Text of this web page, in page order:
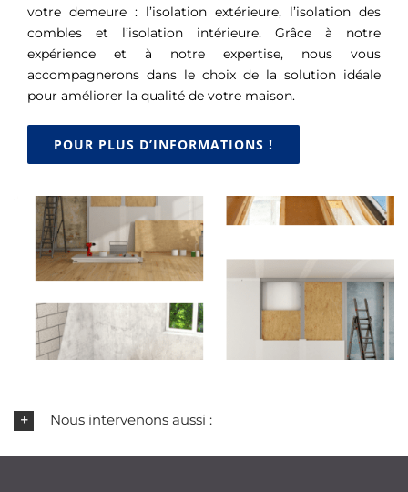
votre demeure : l’isolation extérieure, l’isolation des
combles et l’isolation intérieure. Grâce à notre
expérience et à notre expertise, nous vous
accompagnerons dans le choix de la solution idéale
pour améliorer la qualité de votre maison.
POUR PLUS D’INFORMATIONS !
Nous intervenons aussi :